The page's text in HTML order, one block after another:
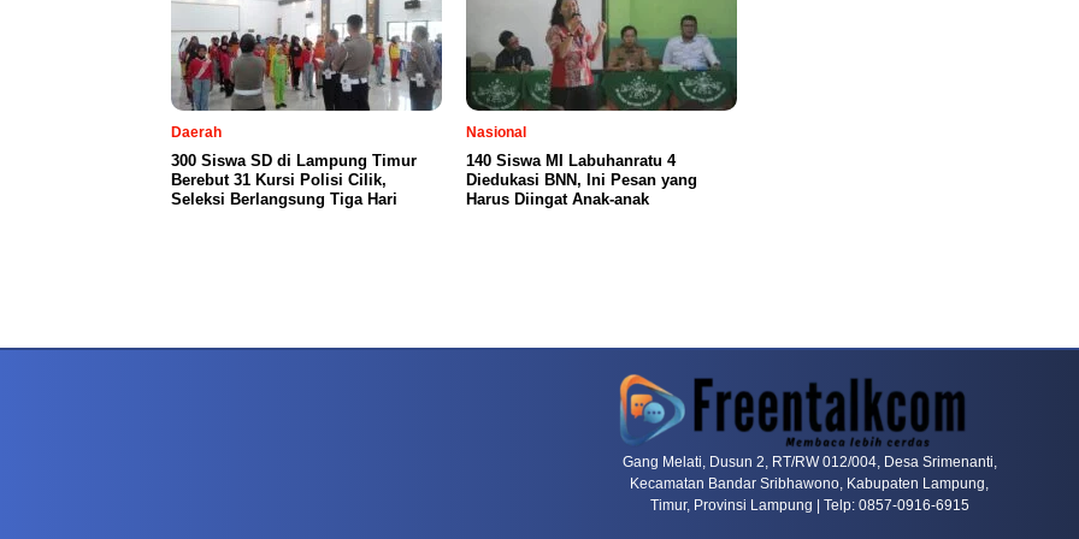
Daerah
300 Siswa SD di Lampung Timur
Berebut 31 Kursi Polisi Cilik,
Seleksi Berlangsung Tiga Hari
Nasional
140 Siswa MI Labuhanratu 4
Diedukasi BNN, Ini Pesan yang
Harus Diingat Anak-anak
PETIR800 LOGIN PETIR800 Baccarat Dan Evolusi Game Meja Digital Modern Dragon Tiger Menjadi Alternatif Yang Sering Dibahas Komunitas Mahjong
Gang Melati, Dusun 2, RT/RW 012/004, Desa Srimenanti,
Kecamatan Bandar Sribhawono, Kabupaten Lampung,
Timur, Provinsi Lampung | Telp: 0857-0916-6915